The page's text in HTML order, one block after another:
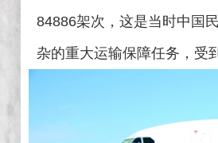
84886架次，这是当时中国
杂的重大运输保障任务，受